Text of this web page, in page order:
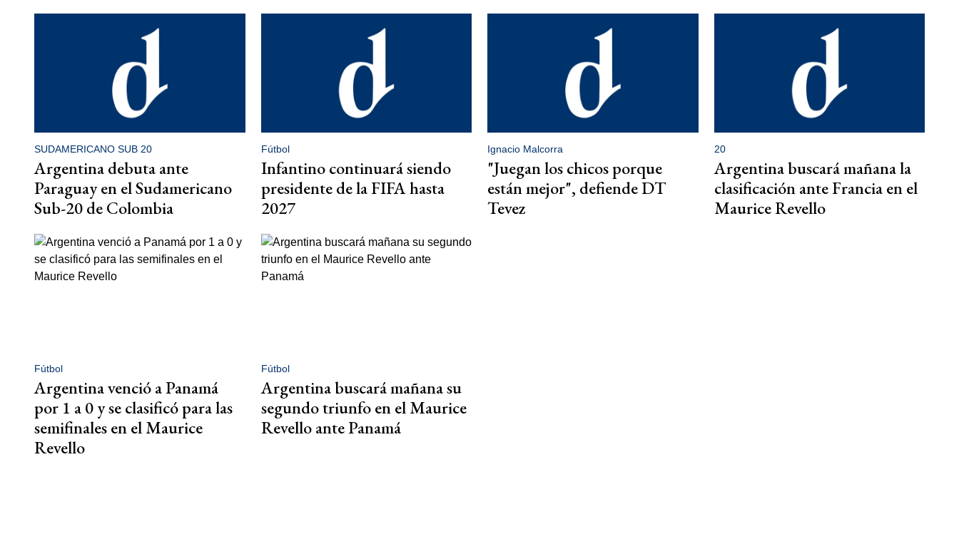
SUDAMERICANO SUB 20
Argentina debuta ante
Paraguay en el Sudamericano
Sub-20 de Colombia
Fútbol
Infantino continuará siendo
presidente de la FIFA hasta
2027
Ignacio Malcorra
"Juegan los chicos porque
están mejor", defiende DT
Tevez
20
Argentina buscará mañana la
clasificación ante Francia en el
Maurice Revello
Fútbol
Argentina venció a Panamá
por 1 a 0 y se clasificó para las
semifinales en el Maurice
Revello
Fútbol
Argentina buscará mañana su
segundo triunfo en el Maurice
Revello ante Panamá